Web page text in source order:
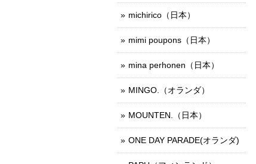
michirico（日本）
mimi poupons（日本）
mina perhonen（日本）
MINGO.（オランダ）
MOUNTEN.（日本）
ONE DAY PARADE(オランダ)